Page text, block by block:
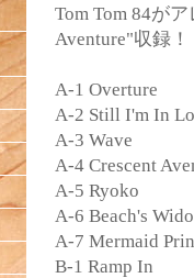
Tom Tom 84が
Aventure"収録！
A-1 Overture
A-2 Still I'm In
A-3 Wave
A-4 Crescent
A-5 Ryoko
A-6 Beach's
A-7 Mermaid
B-1 Ramp In